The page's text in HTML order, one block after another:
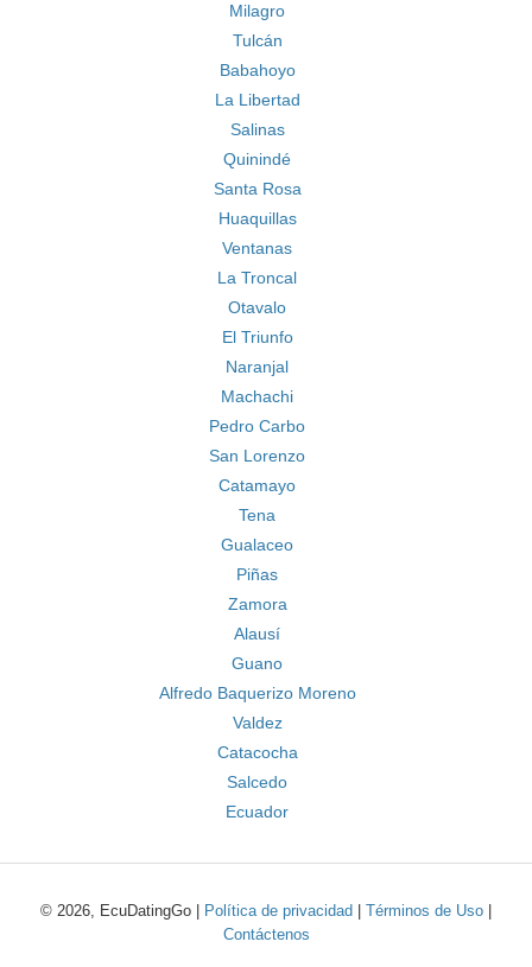
Milagro
Tulcán
Babahoyo
La Libertad
Salinas
Quinindé
Santa Rosa
Huaquillas
Ventanas
La Troncal
Otavalo
El Triunfo
Naranjal
Machachi
Pedro Carbo
San Lorenzo
Catamayo
Tena
Gualaceo
Piñas
Zamora
Alausí
Guano
Alfredo Baquerizo Moreno
Valdez
Catacocha
Salcedo
Ecuador
© 2026, EcuDatingGo | Política de privacidad Términos de Uso
Contáctenos